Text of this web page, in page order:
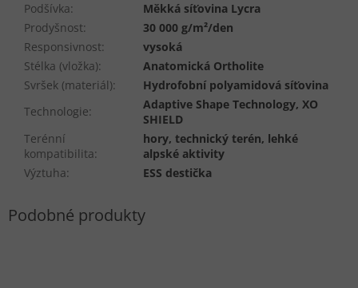
Podšívka:
Měkká síťovina Lycra
Prodyšnost:
30 000 g/m²/den
Responsivnost:
vysoká
Stélka (vložka):
Anatomická Ortholite
Svršek (materiál):
Hydrofobní polyamidová síťovina
Technologie:
Adaptive Shape Technology, XO
SHIELD
Terénní
kompatibilita:
hory, technický terén, lehké
alpské aktivity
Výztuha: ESS destička